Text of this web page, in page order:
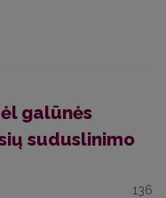
galūnės
suduslinimo
136